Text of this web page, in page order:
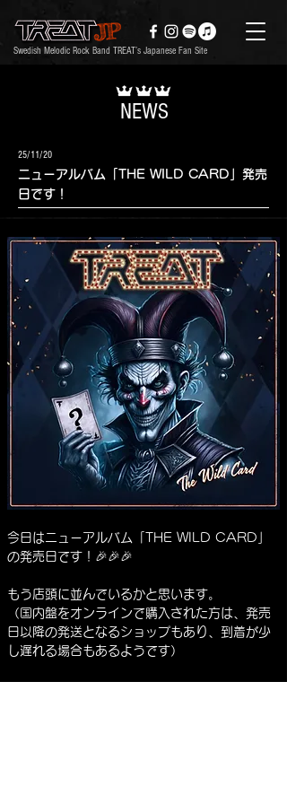
Swedish Melodic Rock Band TREAT’s Japanese Fan Site
NEWS
25/11/20
ニューアルバム「THE WILD CARD」発売
日です！
今日はニューアルバム「THE WILD CARD」
の発売日です！🎉🎉🎉
もう店頭に並んでいるかと思います。
（国内盤をオンラインで購入された方は、発売
日以降の発送となるショップもあり、到着が少
し遅れる場合もあるようです）